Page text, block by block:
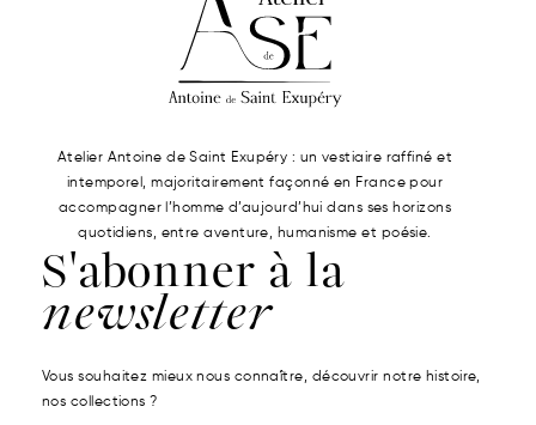
Atelier Antoine de Saint Exupéry : un vestiaire raffiné et
intemporel, majoritairement façonné en France pour
accompagner l’homme d’aujourd’hui dans ses horizons
quotidiens, entre aventure, humanisme et poésie.
S'abonner à la
newsletter
Vous souhaitez mieux nous connaître, découvrir notre histoire,
nos collections ?